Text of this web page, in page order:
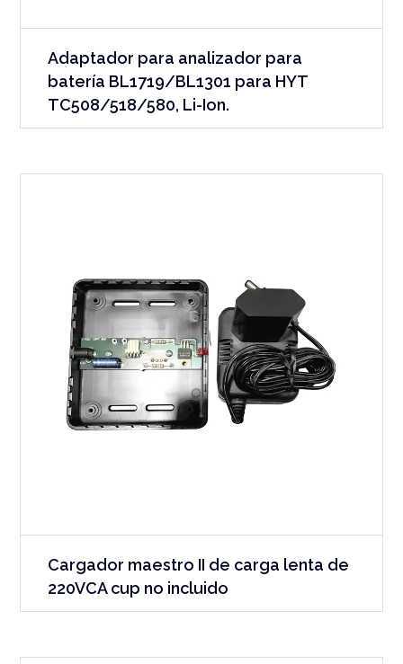
Adaptador para analizador para
batería BL1719/BL1301 para HYT
TC508/518/580, Li-Ion.
Cargador maestro II de carga lenta de
220VCA cup no incluido